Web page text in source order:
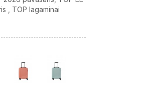
TOP lagaminai